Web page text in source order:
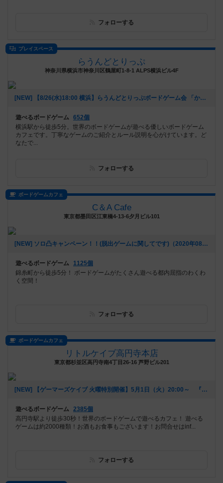
フォローする
プレイスペース
らうんどとりっぷ
神奈川県横浜市神奈川区鶴屋町1-8-1 ALPS横浜ビル4F
[NEW] 【8/26(水)18:00 横浜】らうんどとりっぷボードゲーム会 「かっほの繋がる会：かっほと秘密の夏祭り」（2020年08月23日 15時02分）
遊べるボードゲーム 652個
横浜駅から徒歩5分。世界のボードゲームが遊べる優しいボードゲーム
カフェです。丁寧なゲームのご紹介とルール説明を心がけています。ど
なたで...
フォローする
ボードゲームカフェ
C＆A Cafe
東京都墨田区江東橋4-13-6夕月ビル101
[NEW] ソロ凸キャンペーン！！(脱出ゲームに関してです)（2020年08月17日 13時11分）
遊べるボードゲーム
1125個
錦糸町から徒歩5分！ ボードゲームがたくさん遊べる都内屈指のわくわ
く空間！
フォローする
ボードゲームカフェ
リトルケイブ高円寺本店
東京都杉並区高円寺南4丁目26-16 芦野ビル201
[NEW] 【ゲーマーズケイブ 火曜特別開催】5月1日（火）20:00～ 『ロールプレイヤー』（2018年04月22日 18時42分）
遊べるボードゲーム 2385個
高円寺駅より徒歩30秒！世界のボードゲームで遊べるカフェ！ 遊べる
ゲームは約2000種類！お酒もお食事もございます！お問合せはinf...
フォローする